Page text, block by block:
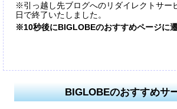
※引っ越し先ブログへのリダイレクトサー
日で終了いたしました。
※10秒後にBIGLOBEのおすすめページに
BIGLOBEのおすすめサ